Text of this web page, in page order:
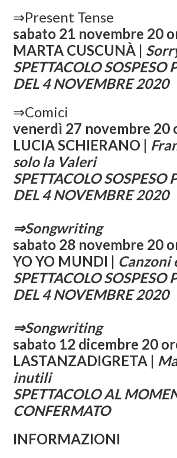
⇒Present Tense
sabato 21 novembre 20
MARTA CUSCUNÀ |
SPETTACOLO SOSPESO
DEL 4 NOVEMBRE 2020
⇒Comici
venerdì 27 novembre 20
LUCIA SCHIERANO |
solo la Valeri
SPETTACOLO SOSPESO
DEL 4 NOVEMBRE 2020
⇒Songwriting
sabato 28 novembre 20
YO YO MUNDI | Canzoni
SPETTACOLO SOSPESO
DEL 4 NOVEMBRE 2020
⇒Songwriting
sabato 12 dicembre 20
LASTANZADIGRETA |
inutili
SPETTACOLO AL
CONFERMATO
INFORMAZIONI